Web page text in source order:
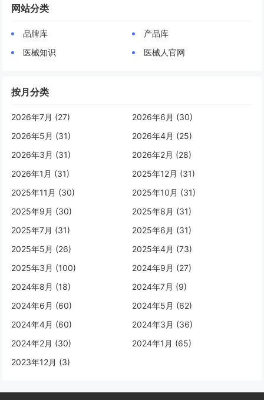
网站分类
品牌库
产品库
医械知识
医械人官网
按月分类
2026年7月 (27)
2026年6月 (30)
2026年5月 (31)
2026年4月 (25)
2026年3月 (31)
2026年2月 (28)
2026年1月 (31)
2025年12月 (31)
2025年11月 (30)
2025年10月 (31)
2025年9月 (30)
2025年8月 (31)
2025年7月 (31)
2025年6月 (31)
2025年5月 (26)
2025年4月 (73)
2025年3月 (100)
2024年9月 (27)
2024年8月 (18)
2024年7月 (9)
2024年6月 (60)
2024年5月 (62)
2024年4月 (60)
2024年3月 (36)
2024年2月 (30)
2024年1月 (65)
2023年12月 (3)